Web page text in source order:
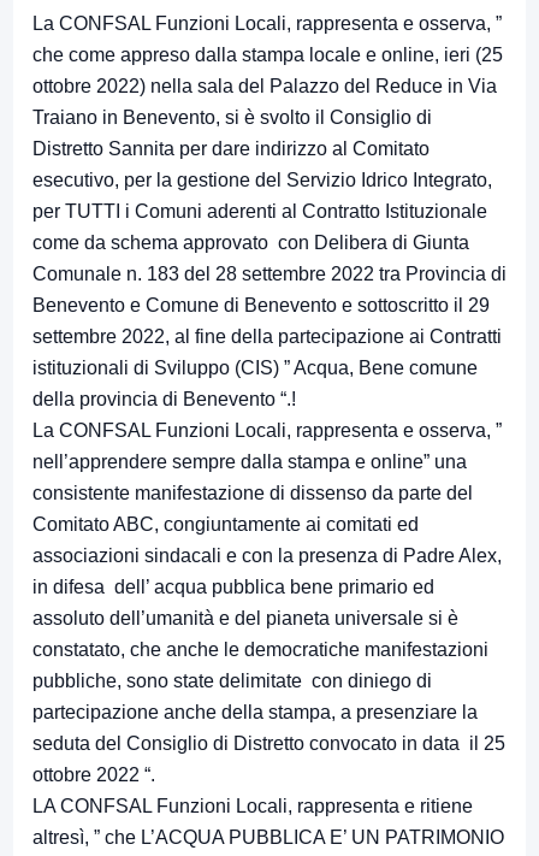
La CONFSAL Funzioni Locali, rappresenta e osserva, ”
che come appreso dalla stampa locale e online, ieri (25
ottobre 2022) nella sala del Palazzo del Reduce in Via
Traiano in Benevento, si è svolto il Consiglio di
Distretto Sannita per dare indirizzo al Comitato
esecutivo, per la gestione del Servizio Idrico Integrato,
per TUTTI i Comuni aderenti al Contratto Istituzionale
come da schema approvato con Delibera di Giunta
Comunale n. 183 del 28 settembre 2022 tra Provincia di
Benevento e Comune di Benevento e sottoscritto il 29
settembre 2022, al fine della partecipazione ai Contratti
istituzionali di Sviluppo (CIS) ” Acqua, Bene comune
della provincia di Benevento “.!
La CONFSAL Funzioni Locali, rappresenta e osserva, ”
nell’apprendere sempre dalla stampa e online” una
consistente manifestazione di dissenso da parte del
Comitato ABC, congiuntamente ai comitati ed
associazioni sindacali e con la presenza di Padre Alex,
in difesa dell’ acqua pubblica bene primario ed
assoluto dell’umanità e del pianeta universale si è
constatato, che anche le democratiche manifestazioni
pubbliche, sono state delimitate con diniego di
partecipazione anche della stampa, a presenziare la
seduta del Consiglio di Distretto convocato in data il 25
ottobre 2022 “.
LA CONFSAL Funzioni Locali, rappresenta e ritiene
altresì, ” che L’ACQUA PUBBLICA E’ UN PATRIMONIO